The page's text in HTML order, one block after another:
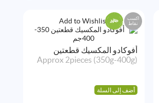
Add to Wishlist
اكسب
نقاط
أفوكادو المكسيك قطعتين
Approx 2pieces (350g-400g)
أضف إلى السلة